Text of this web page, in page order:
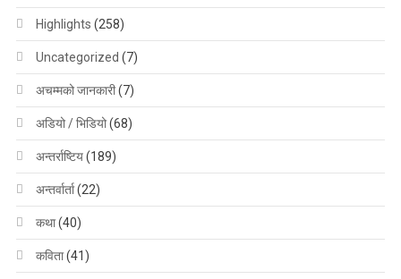
Highlights (258)
Uncategorized (7)
अचम्मको जानकारी(7)
अडियो / भिडियो(68)
अन्तर्राष्टिय(189)
अन्तर्वार्ता(22)
कथा(40)
कविता(41)